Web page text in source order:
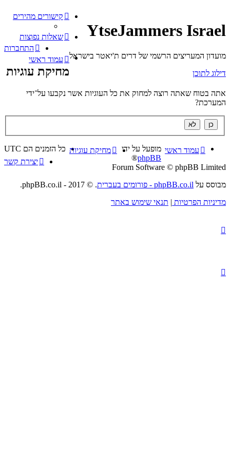
YtseJammers Israel
מועדון המעריצים הרשמי של דרים ת'יאטר בישראל
דילוג לתוכן
קישורים מהירים
שאלות נפוצות
התחברות
עמוד ראשי
מחיקת עוגיות
אתה בטוח שאתה רוצה למחוק את כל העוגיות אשר נקבעו על־ידי
המערכת?
עמוד ראשי כל הזמנים הם UTC
מחיקת עוגיות
יצירת קשר
מופעל על ידי
phpBB
®
Forum Software © phpBB Limited
מבוסס על phpBB.co.il - פורומים בעברית
. © 2017 - phpBB.co.il.
מדיניות הפרטיות | תנאי שימוש באתר